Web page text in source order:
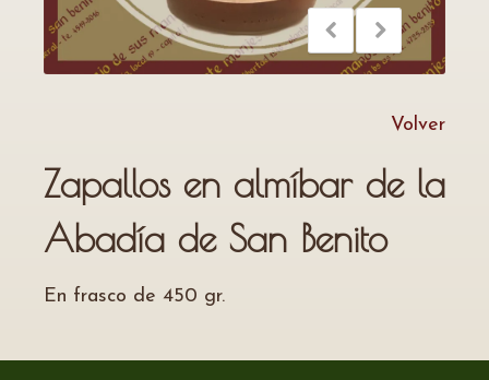
Volver
Zapallos en almíbar de la
Abadía de San Benito
En frasco de 450 gr.